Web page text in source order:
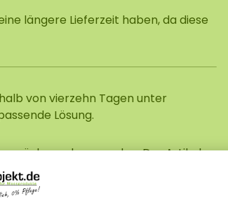
längere Lieferzeit haben, da diese
von vierzehn Tagen unter
Lösung.
werden. Der Artikel
und die Rechnung enthalten. Die
die Versandkosten, die wir für den
abgezogen.